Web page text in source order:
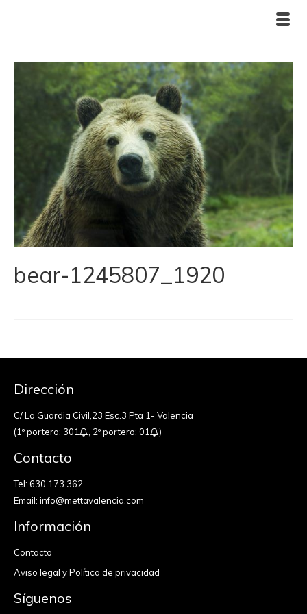
bear-1245807_1920
Dirección
C/ La Guardia Civil,23 Esc.3 Pta 1- Valencia
(1º portero: 301
, 2º portero: 01 )
Contacto
Tel: 630 173 362
Email: info@mettavalencia.com
Información
Contacto
Aviso legal y Política de privacidad
Síguenos